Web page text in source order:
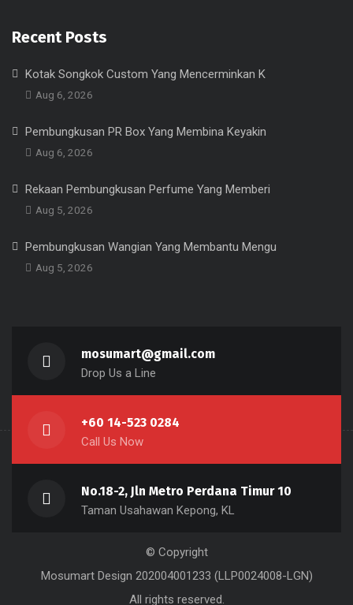
Recent Posts
Kotak Songkok Custom Yang Mencerminkan K
Aug 6, 2026
Pembungkusan PR Box Yang Membina Keyakin
Aug 6, 2026
Rekaan Pembungkusan Perfume Yang Memberi
Aug 5, 2026
Pembungkusan Wangian Yang Membantu Mengu
Aug 5, 2026
mosumart@gmail.com
Drop Us a Line
+60 14-523 0284
Call Us Now
No.18-2, Jln Metro Perdana Timur 10
Taman Usahawan Kepong, KL
© Copyright
Mosumart Design 202004001233 (LLP0024008-LGN)
All rights reserved.